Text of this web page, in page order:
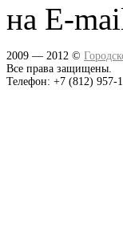
на E-
2009 — 2012 ©
Все права защищены.
Телефон: +7 (812) 957-